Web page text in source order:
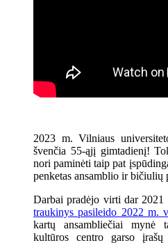
2023 m. Vilniaus
švenčia 55-ąjį gimtadienį!
nori paminėti taip pat
penketas ansamblio ir bičiulių
Darbai pradėjo virti dar
traukinys pasileido 2022 m.
kartų ansambliečiai mynė
kultūros centro garso